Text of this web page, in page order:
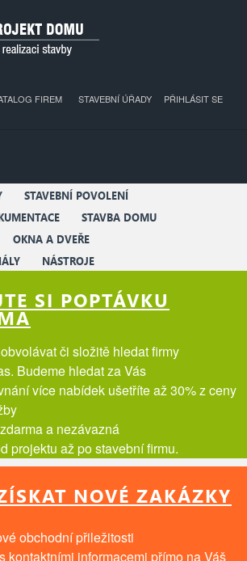
PŘIHLÁSIT SE
FIREM STAVEBNÍ ÚŘADY
STAVEBNÍ POVOLENÍ
STAVBA DOMU
OKNA A DVEŘE
NÁSTROJE
SI POPTÁVKU
či složitě hledat firmy
Budeme hledat za Vás
více nabídek ušetříte až 30% z ceny
a nezávazná
projektu až po stavební firmu.
NOVÉ ZAKÁZKY
obchodní přiležitosti
kontaktními informacemi přímo na Váš